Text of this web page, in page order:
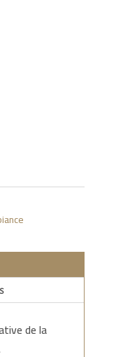
de la